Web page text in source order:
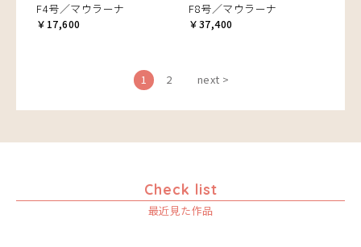
F4号／マウラーナ
￥17,600
F8号／マウラーナ
￥37,400
1 2 next >
Check list
最近見た作品